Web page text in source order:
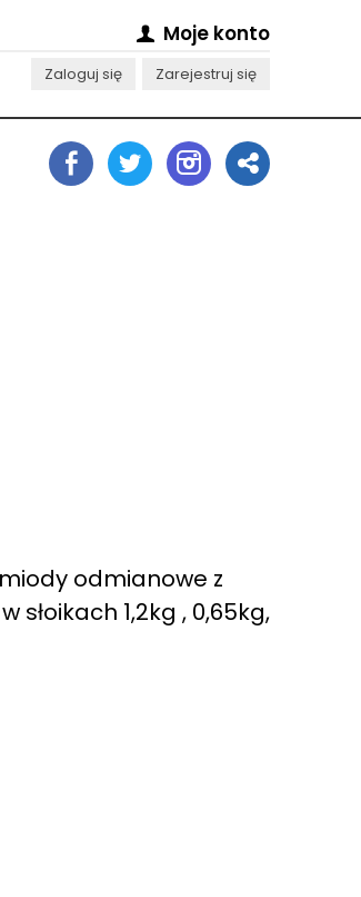
Moje konto
Zaloguj się Zarejestruj się
odmianowe z
słoikach 1,2kg , 0,65kg,